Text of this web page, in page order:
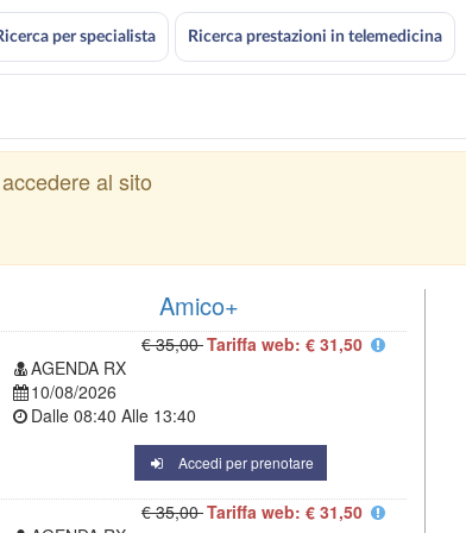
per specialista Ricerca prestazioni in telemedicina
al sito
Amico+
€ 35,00Tariffa web: € 31,50
AGENDA RX
10/08/2026
Dalle 08:40 Alle 13:40
Accedi per prenotare
€ 35,00Tariffa web: € 31,50